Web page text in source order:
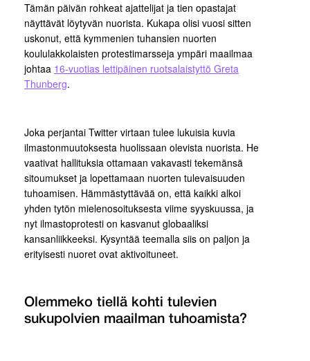
Tämän päivän rohkeat ajattelijat ja tien opastajat
näyttävät löytyvän nuorista. Kukapa olisi vuosi sitten
uskonut, että kymmenien tuhansien nuorten
koululakkolaisten protestimarsseja ympäri maailmaa
johtaa 16-vuotias lettipäinen ruotsalaistyttö Greta
Thunberg.
Joka perjantai Twitter virtaan tulee lukuisia kuvia
ilmastonmuutoksesta huolissaan olevista nuorista. He
vaativat hallituksia ottamaan vakavasti tekemänsä
sitoumukset ja lopettamaan nuorten tulevaisuuden
tuhoamisen. Hämmästyttävää on, että kaikki alkoi
yhden tytön mielenosoituksesta viime syyskuussa, ja
nyt ilmastoprotesti on kasvanut globaaliksi
kansanliikkeeksi. Kysyntää teemalla siis on paljon ja
erityisesti nuoret ovat aktivoituneet.
Olemmeko tiellä kohti tulevien
sukupolvien maailman tuhoamista?